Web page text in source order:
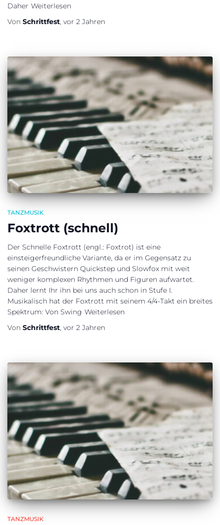
Daher Weiterlesen
Von Schrittfest vor 2 Jahren
TANZMUSIK
Foxtrott (schnell)
Der Schnelle Foxtrott (engl.: Foxtrot) ist eine
einsteigerfreundliche Variante, da er im Gegensatz zu
seinen Geschwistern Quickstep und Slowfox mit weit
weniger komplexen Rhythmen und Figuren aufwartet.
Daher lernt Ihr ihn bei uns auch schon in Stufe I.
Musikalisch hat der Foxtrott mit seinem 4/4-Takt ein breites
Spektrum: Von Swing Weiterlesen
Von Schrittfest, vor 2 Jahren
TANZMUSIK